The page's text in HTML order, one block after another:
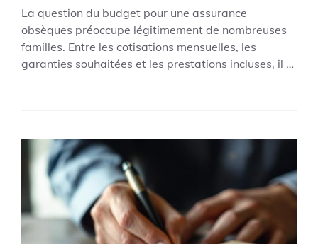
La question du budget pour une assurance
obsèques préoccupe légitimement de nombreuses
familles. Entre les cotisations mensuelles, les
garanties souhaitées et les prestations incluses, il …